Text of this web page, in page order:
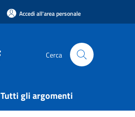
Accedi all'area personale
Cerca
Tutti gli argomenti